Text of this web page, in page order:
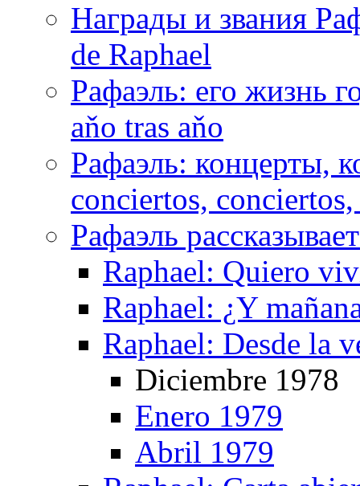
Награды и звания
de Raphael
Рафаэль: его жизнь
aňo tras aňo
Рафаэль: концерты,
conciertos,
Рафаэль
Raphael: Quiero
Raphael: ¿Y
Raphael: Desde la
Diciembre 1978
Enero 1979
Abril 1979